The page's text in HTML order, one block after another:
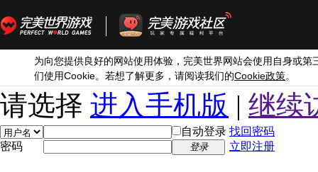
为向您提供良好的网站使用体验，完美世界网站会使用自身或第
们使用Cookie。若想了解更多，请阅读我们的Cookie政策。
请选择 进入手机版 | 继续
自动登录 找回密码
密码
登录 立即注册